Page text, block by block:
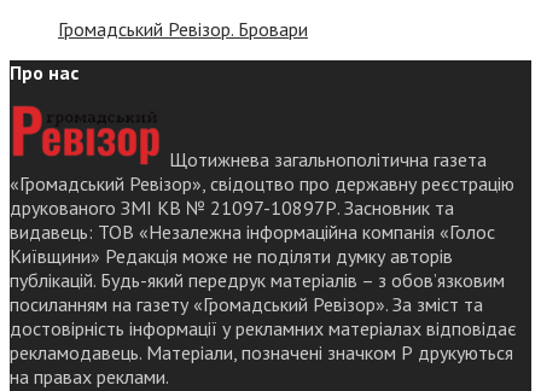
Громадський Ревізор. Бровари
Про нас
Щотижнева загальнополітична газета
«Громадський Ревізор», свідоцтво про державну реєстрацію
друкованого ЗМІ КВ № 21097-10897Р. Засновник та
видавець: ТОВ «Незалежна інформаційна компанія «Голос
Київщини» Редакція може не поділяти думку авторів
публікацій. Будь-який передрук матеріалів – з обов’язковим
посиланням на газету «Громадський Ревізор». За зміст та
достовірність інформації у рекламних матеріалах відповідає
рекламодавець. Матеріали, позначені значком Р друкуються
на правах реклами.